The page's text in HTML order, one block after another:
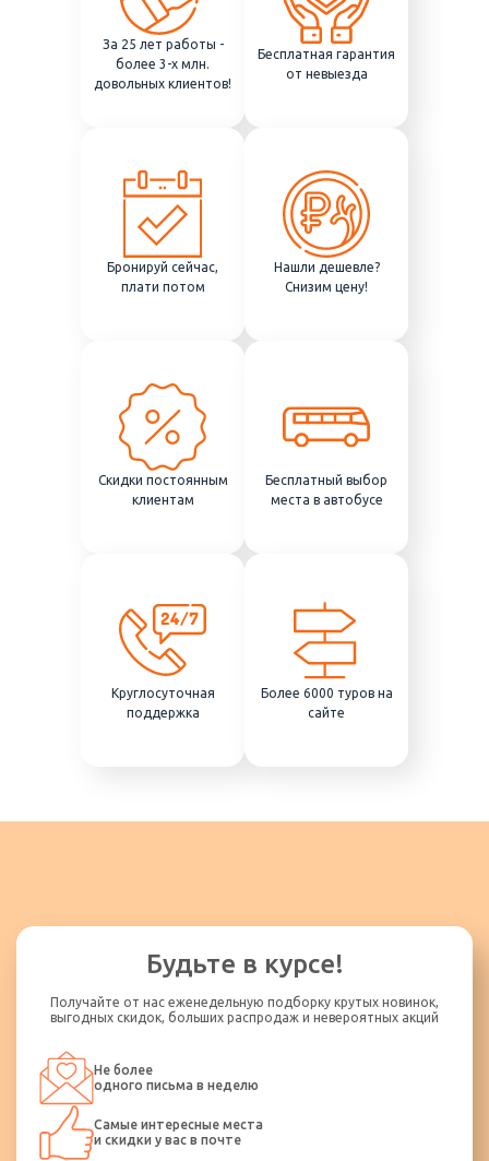
За 25 лет работы -
более 3-х млн.
довольных клиентов!
Бесплатная гарантия
от невыезда
Бронируй сейчас,
плати потом
Нашли дешевле?
Снизим цену!
Скидки постоянным
клиентам
Бесплатный выбор
места в автобусе
Круглосуточная
поддержка
Более 6000 туров на
сайте
Будьте в курсе!
Получайте от нас еженедельную подборку крутых новинок,
выгодных скидок, больших распродаж и невероятных акций
Не более
одного письма в неделю
Самые интересные места
и скидки у вас в почте